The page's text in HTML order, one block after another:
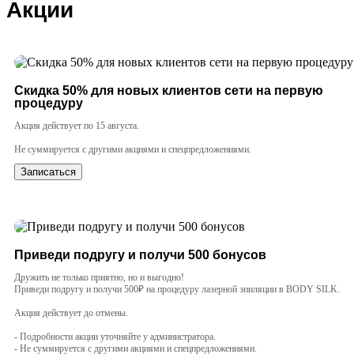
Акции
Скидка 50% для новых клиентов сети на первую
процедуру
Акция действует по 15 августа.
Не суммируется с другими акциями и спецпредложениями.
Записаться
Приведи подругу и получи 500 бонусов
Дружить не только приятно, но и выгодно!
Приведи подругу и получи 500₽ на процедуру лазерной эпиляции в BODY SILK.
Акция действует до отмены.
- Подробности акции уточняйте у администратора.
- Не суммируется с другими акциями и спецпредложениями.